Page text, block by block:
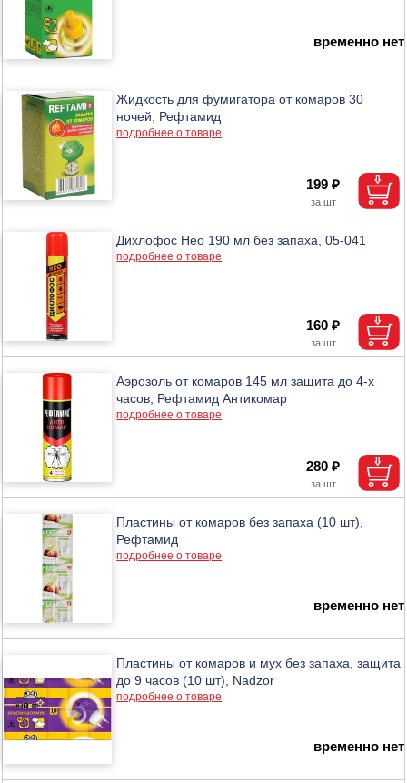
временно нет
Жидкость для фумигатора от комаров 30
ночей, Рефтамид
подробнее о товаре
199 ₽
Дихлофос Нео 190 мл без запаха, 05-041
подробнее о товаре
160 ₽
Аэрозоль от комаров 145 мл защита до 4-х
часов, Рефтамид Антикомар
подробнее о товаре
280 ₽
Пластины от комаров без запаха (10 шт),
Рефтамид
подробнее о товаре
временно нет
Пластины от комаров и мух без запаха, защита
до 9 часов (10 шт), Nadzor
подробнее о товаре
временно нет